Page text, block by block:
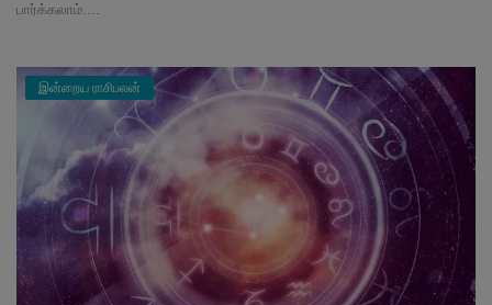
பார்க்கலாம்....
இன்றைய ராசிபலன்